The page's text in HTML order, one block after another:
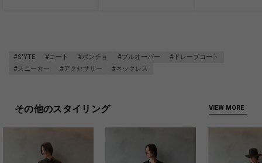
#S'YTE #コート #ポンチョ #プルオーバー
#ドレープコート
#スニーカー
#アクセサリー #ネックレス
その他のスタイリング VIEW MORE